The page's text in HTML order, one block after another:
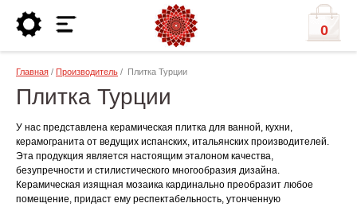
0
Главная / Производитель / Плитка Турции
Плитка Турции
У нас представлена керамическая плитка для ванной, кухни,
керамогранита от ведущих испанских, итальянских производителей.
Эта продукция является настоящим эталоном качества,
безупречности и стилистического многообразия дизайна.
Керамическая изящная мозаика кардинально преобразит любое
помещение, придаст ему респектабельность, утонченную